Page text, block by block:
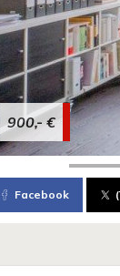
900,- €
Facebook